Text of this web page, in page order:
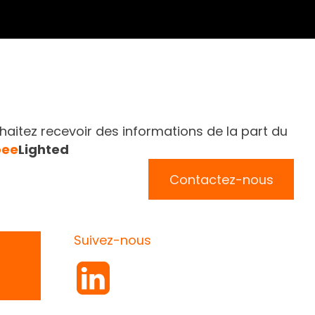
recevoir des informations de la part du
Lighted
Contactez-nous
Suivez-nous